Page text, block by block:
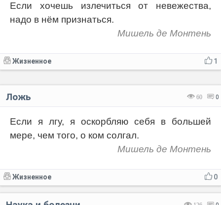
Если хочешь излечиться от невежества,
надо в нём признаться.
Мишель де Монтень
1
Жизненное
60 0
Ложь
Если я лгу, я оскорбляю себя в большей
мере, чем того, о ком солгал.
Мишель де Монтень
0
Жизненное